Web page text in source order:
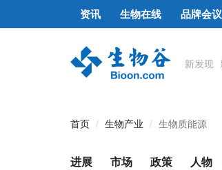
资讯 生物在线 品牌会议
首页 生物产业 生物质能源
进展 市场 政策 人物